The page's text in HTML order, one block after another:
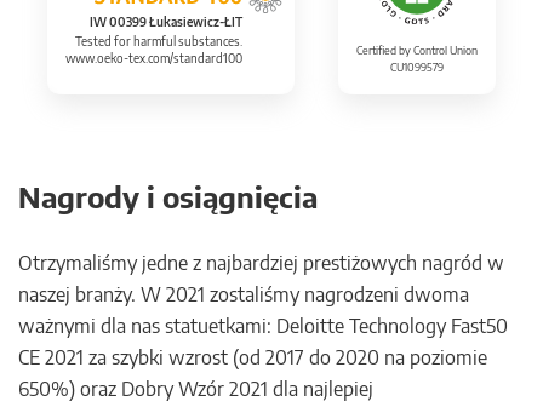
IW 00399 Łukasiewicz-ŁIT
Tested for harmful substances.
www.oeko-tex.com/standard100
Certified by Control Union
CU1099579
Nagrody i osiągnięcia
Otrzymaliśmy jedne z najbardziej prestiżowych nagród w
naszej branży. W 2021 zostaliśmy nagrodzeni dwoma
ważnymi dla nas statuetkami: Deloitte Technology Fast50
CE 2021 za szybki wzrost (od 2017 do 2020 na poziomie
650%) oraz Dobry Wzór 2021 dla najlepiej